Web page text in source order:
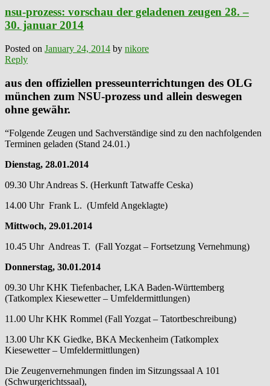
nsu-prozess: vorschau der geladenen zeugen 28. –
30. januar 2014
Posted on January 24, 2014 by nikore
Reply
aus den offiziellen presseunterrichtungen des OLG
münchen zum NSU-prozess und allein deswegen
ohne gewähr.
“Folgende Zeugen und Sachverständige sind zu den nachfolgenden
Terminen geladen (Stand 24.01.)
Dienstag, 28.01.2014
09.30 Uhr Andreas S. (Herkunft Tatwaffe Ceska)
14.00 Uhr Frank L. (Umfeld Angeklagte)
Mittwoch, 29.01.2014
10.45 Uhr Andreas T. (Fall Yozgat – Fortsetzung Vernehmung)
Donnerstag, 30.01.2014
09.30 Uhr KHK Tiefenbacher, LKA Baden-Württemberg
(Tatkomplex Kiesewetter – Umfeldermittlungen)
11.00 Uhr KHK Rommel (Fall Yozgat – Tatortbeschreibung)
13.00 Uhr KK Giedke, BKA Meckenheim (Tatkomplex
Kiesewetter – Umfeldermittlungen)
Die Zeugenvernehmungen finden im Sitzungssaal A 101
(Schwurgerichtssaal),